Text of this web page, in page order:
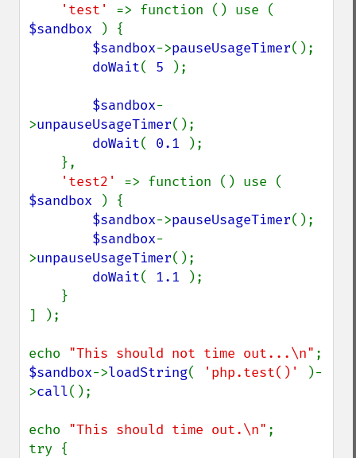
'test'
$sandbox
) {
$sandbox->pauseUsageTimer();
doWait( 5 );
$sandbox-
>unpauseUsageTimer();
doWait( 0.1
);
'test2'
$sandbox
) {
$sandbox->pauseUsageTimer();
$sandbox-
>unpauseUsageTimer();
doWait( 1.1
);
] );
echo "This should not time out...\n"
$sandbox->loadString( 'php.test()'
)-
>call();
echo "This should time out.\n" ;
try {